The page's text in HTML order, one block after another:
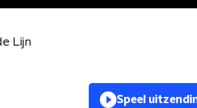
Lijn
Speel